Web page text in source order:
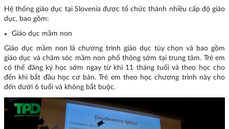
Hệ thống giáo dục tại Slovenia được tổ chức thành nhiều cấp độ giáo
dục, bao gồm:
Giáo dục mầm non
Giáo dục mầm non là chương trình giáo dục tùy chọn và bao gồm
giáo dục và chăm sóc mầm non phổ thông sớm tại trung tâm. Trẻ em
có thể đăng ký học sớm ngay từ khi 11 tháng tuổi và theo học cho
đến khi bắt đầu học cơ bản. Trẻ em theo học chương trình này cho
đến dưới 6 tuổi và không bắt buộc.